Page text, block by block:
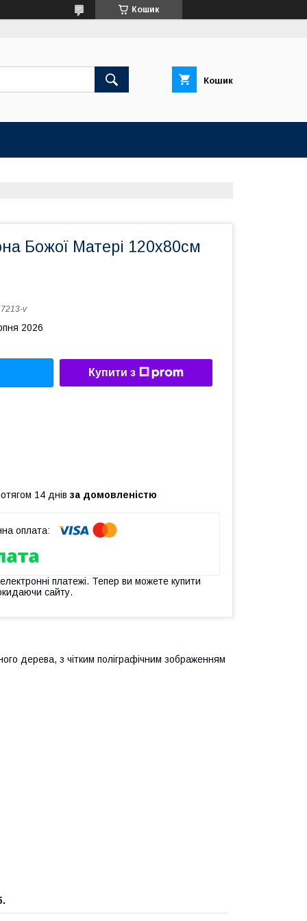
Кошик
Кошик
Божої Матері 120х80см
7213-v
2026
Купити з
14 днів за домовленістю
платежі. Тепер ви можете купити
сайту.
дерева, з чітким поліграфічним зображенням